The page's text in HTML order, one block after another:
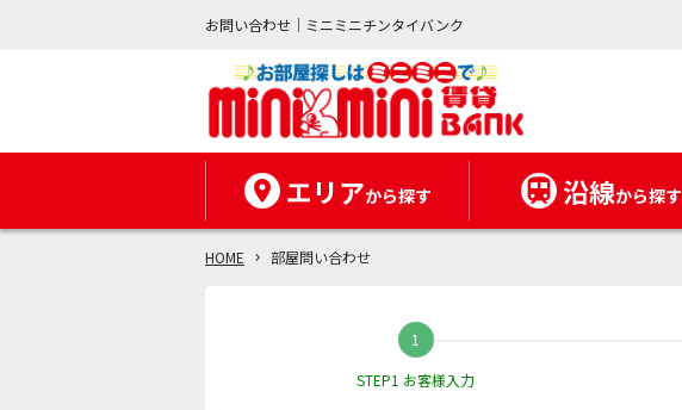
お問い合わせ｜ミニミニチンタイバンク
エリアから探す 沿線から探す
HOME 部屋問い合わせ
STEP1 お客様入力